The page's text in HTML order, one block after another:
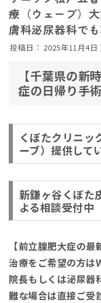
療（ウェーブ）
膚科泌尿器科で
投稿日： 2025年11月4日
【千葉県の新
症の日帰り手
くぼたクリニッ
ーブ）提供して
新鎌ヶ谷くぼた
よる相談受付中
【前立腺肥大症の
治療をご希望の方は
院長もしくは泌尿器
難な場合は直接ご受